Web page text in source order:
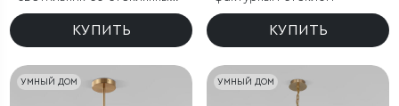
плафонами
КУПИТЬ КУПИТЬ
УМНЫЙ ДОМ УМНЫЙ ДОМ